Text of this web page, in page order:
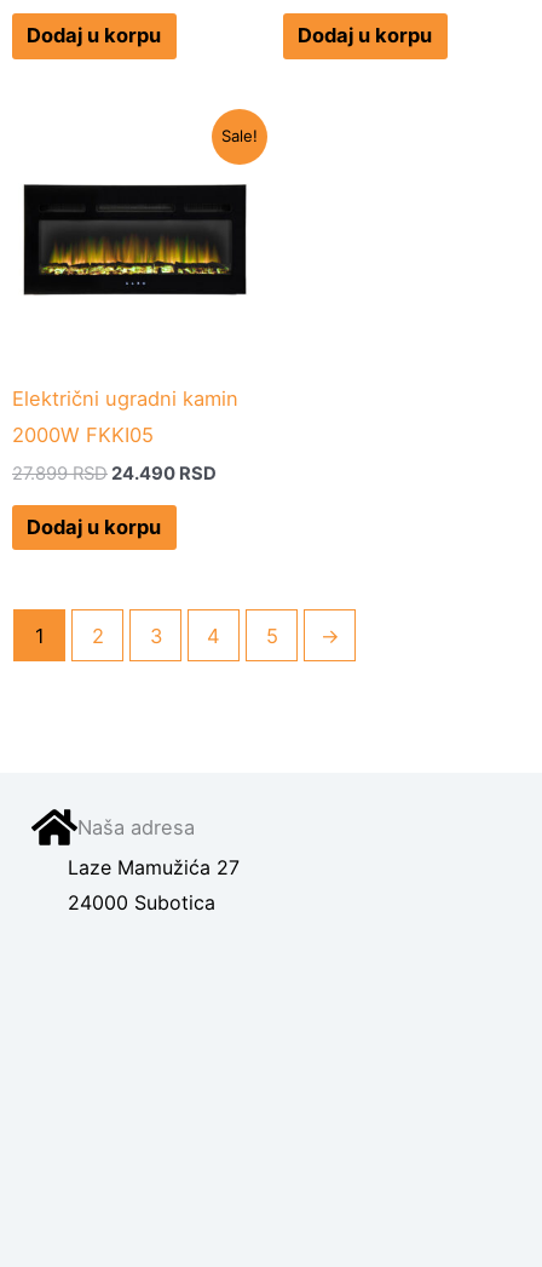
Dodaj u korpu Dodaj u korpu
Sale!
Električni ugradni kamin
2000W FKKI05
27.899RSD
27.899 RSD.
24.490 RSD
Trenutna
cena
Dodaj u korpu
1 2 3 4 5 →
Naša adresa
Laze Mamužića 27
24000 Subotica